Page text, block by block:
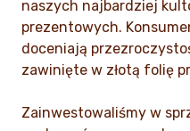
naszych najbardziej
prezentowych.
doceniają
zawinięte w złotą folię
Zainwestowaliśmy w